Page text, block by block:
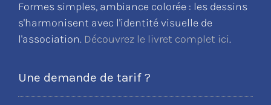
Formes simples, ambiance colorée : les dessins
s'harmonisent avec l'identité visuelle de
l'association. Découvrez le livret complet ici.
Une demande de tarif ?